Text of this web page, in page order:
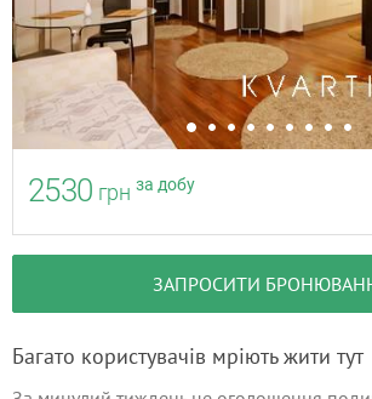
2530 грн за добу
ЗАПРОСИТИ
Багато користувачів мріють жити тут